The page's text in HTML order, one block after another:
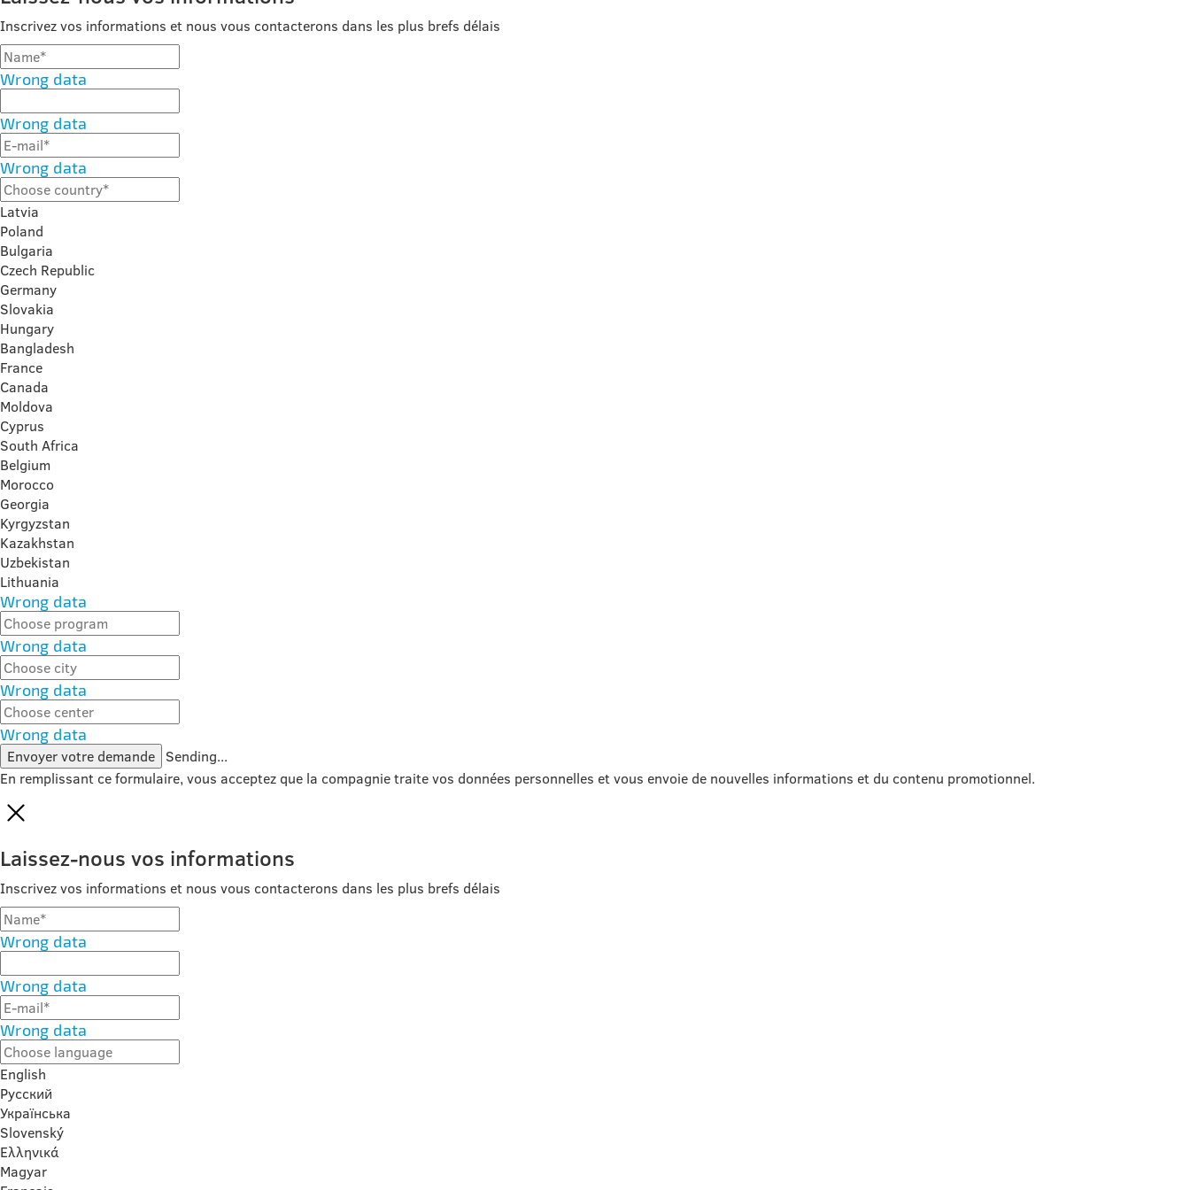
Inscrivez vos informations et nous vous contacterons dans les plus brefs délais
Wrong data
Wrong data
Wrong data
Latvia
Poland
Bulgaria
Czech Republic
Germany
Slovakia
Hungary
Bangladesh
France
Canada
Moldova
Cyprus
South Africa
Belgium
Morocco
Georgia
Kyrgyzstan
Kazakhstan
Uzbekistan
Lithuania
Wrong data
Wrong data
Wrong data
Wrong data
Envoyer votre demande Sending...
En remplissant ce formulaire, vous acceptez que la compagnie traite vos données personnelles et vous envoie de nouvelles informations et du contenu promotionnel.
Laissez-nous vos informations
Inscrivez vos informations et nous vous contacterons dans les plus brefs délais
Wrong data
Wrong data
Wrong data
English
Русский
Українська
Slovenský
Ελληνικά
Magyar